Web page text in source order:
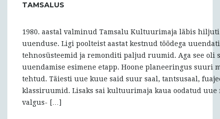
TAMSALUS
1980. aastal valminud Tamsalu Kultuurimaja läbis
uuenduse. Ligi poolteist aastat kestnud töödega
tehnosüsteemid ja remonditi paljud ruumid. Aga see oli
uuendamise esimene etapp. Hoone planeeringus suuri
tehtud. Täiesti uue kuue said suur saal, tantsusaal,
klassiruumid. Lisaks sai kultuurimaja kaua oodatud uue
valgus- […]